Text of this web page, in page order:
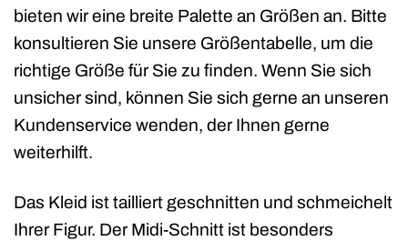
bieten wir eine breite Palette an Größen an. Bitte
konsultieren Sie unsere Größentabelle, um die
richtige Größe für Sie zu finden. Wenn Sie sich
unsicher sind, können Sie sich gerne an unseren
Kundenservice wenden, der Ihnen gerne
weiterhilft.
Das Kleid ist tailliert geschnitten und schmeichelt
Ihrer Figur. Der Midi-Schnitt ist besonders